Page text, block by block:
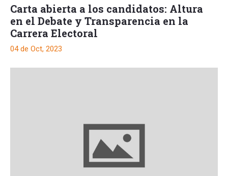
Carta abierta a los candidatos: Altura
en el Debate y Transparencia en la
Carrera Electoral
04 de Oct, 2023